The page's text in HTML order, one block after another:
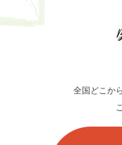
全国どこか